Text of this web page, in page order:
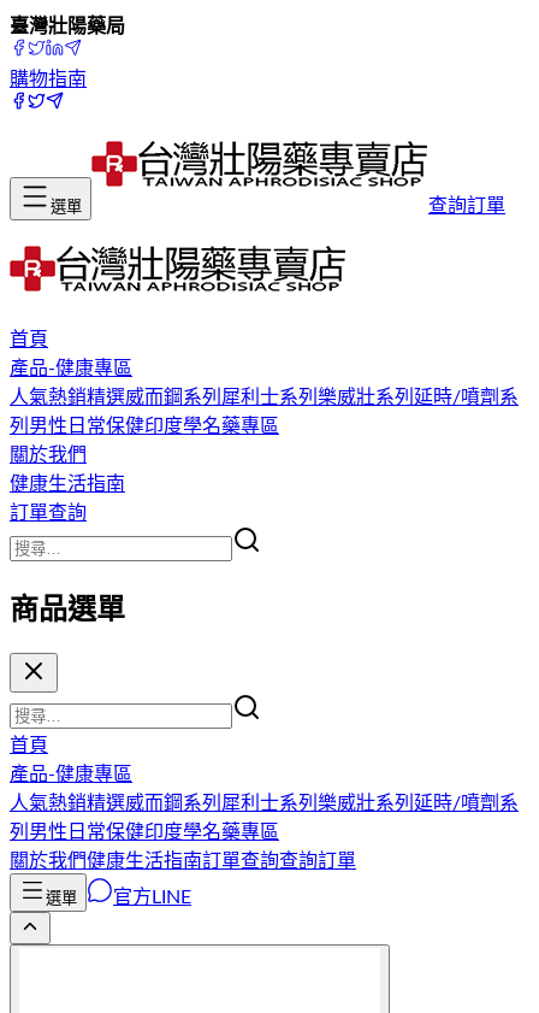
臺灣壯陽藥局
購物指南
選單 查詢訂單
首頁
產品-健康專區
人氣熱銷精選威而鋼系列 犀利士系列 樂威壯系列 延時/噴劑系
列 男性日常保健印度學名藥專區
關於我們
健康生活指南
訂單查詢
商品選單
首頁
產品-健康專區
人氣熱銷精選威而鋼系列 犀利士系列 樂威壯系列 延時/噴劑系
列 男性日常保健印度學名藥專區
關於我們健康生活指南訂單查詢查詢訂單
選單 官方LINE